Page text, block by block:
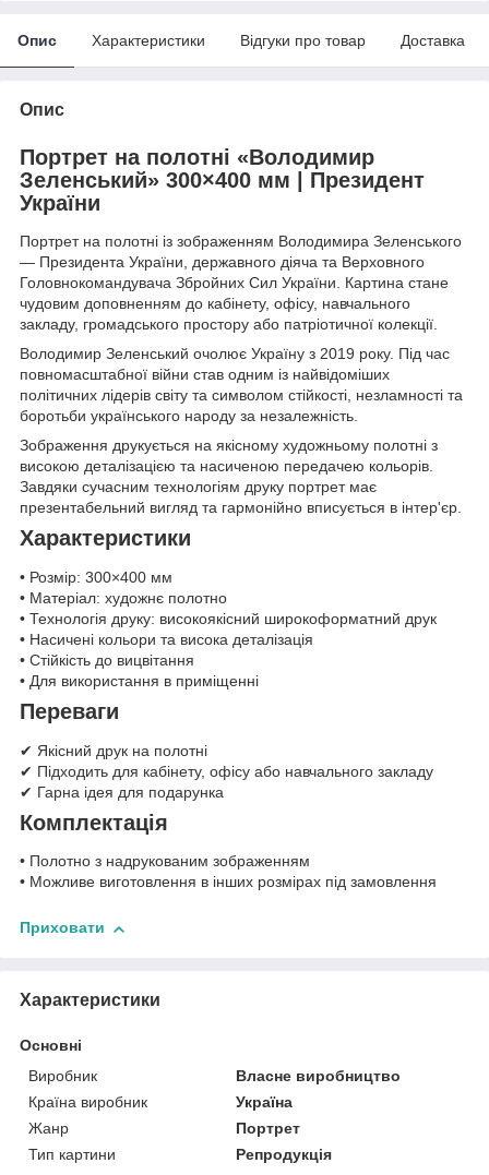
Опис Характеристики Відгуки про товар Доставка
Опис
Портрет на полотні «Володимир
Зеленський» 300×400 мм | Президент
України
Портрет на полотні із зображенням Володимира Зеленського
— Президента України, державного діяча та Верховного
Головнокомандувача Збройних Сил України. Картина стане
чудовим доповненням до кабінету, офісу, навчального
закладу, громадського простору або патріотичної колекції.
Володимир Зеленський очолює Україну з 2019 року. Під час
повномасштабної війни став одним із найвідоміших
політичних лідерів світу та символом стійкості, незламності та
боротьби українського народу за незалежність.
Зображення друкується на якісному художньому полотні з
високою деталізацією та насиченою передачею кольорів.
Завдяки сучасним технологіям друку портрет має
презентабельний вигляд та гармонійно вписується в інтер'єр.
Характеристики
• Розмір: 300×400 мм
• Матеріал: художнє полотно
• Технологія друку: високоякісний широкоформатний друк
• Насичені кольори та висока деталізація
• Стійкість до вицвітання
• Для використання в приміщенні
Переваги
✔ Якісний друк на полотні
✔ Підходить для кабінету, офісу або навчального закладу
✔ Гарна ідея для подарунка
Комплектація
• Полотно з надрукованим зображенням
• Можливе виготовлення в інших розмірах під замовлення
Приховати
Характеристики
Основні
Виробник
Власне виробництво
Країна виробник
Україна
Жанр
Портрет
Тип картини
Репродукція